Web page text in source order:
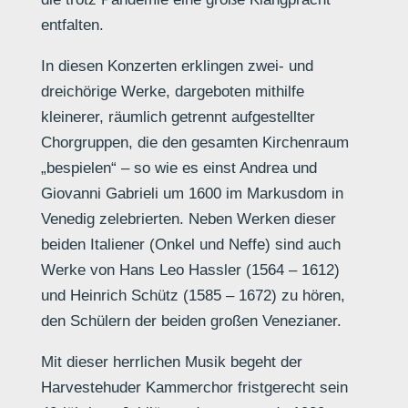
entfalten.
In diesen Konzerten erklingen zwei- und
dreichörige Werke, dargeboten mithilfe
kleinerer, räumlich getrennt aufgestellter
Chorgruppen, die den gesamten Kirchenraum
„bespielen“ – so wie es einst Andrea und
Giovanni Gabrieli um 1600 im Markusdom in
Venedig zelebrierten. Neben Werken dieser
beiden Italiener (Onkel und Neffe) sind auch
Werke von Hans Leo Hassler (1564 – 1612)
und Heinrich Schütz (1585 – 1672) zu hören,
den Schülern der beiden großen Venezianer.
Mit dieser herrlichen Musik begeht der
Harvestehuder Kammerchor fristgerecht sein